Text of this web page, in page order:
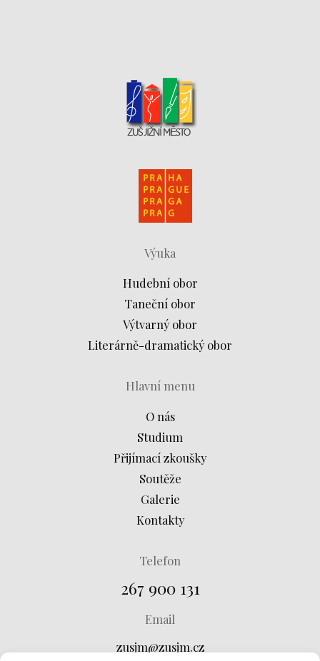
Výuka
Hudební obor
Taneční obor
Výtvarný obor
Literárně-dramatický obor
Hlavní menu
O nás
Studium
Přijímací zkoušky
Soutěže
Galerie
Kontakty
Telefon
267 900 131
Email
zusjm@zusjm.cz